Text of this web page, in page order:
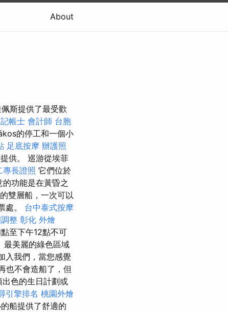
About
斯提供了最受歡
記帳士 會計師 台胞
的停工和一個小
足底按摩 辦護照
供。 巡游從埃菲
專長證照 它們位於
功能是在黃昏之
雙層船，一次可以
處。 台中泰式按摩
整 彰化 外燴
至下午12點不可
最美麗的綠色區域
入我們，當您感覺
也不會造船了，但
色的生日計劃或
引擎排名 桃園外燴
船提供了舒適的